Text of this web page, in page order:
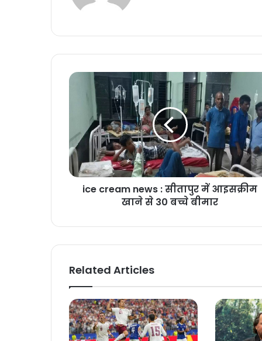
ice cream news : सीतापुर में आइसक्रीम
खाने से 30 बच्चे बीमार
Related Articles